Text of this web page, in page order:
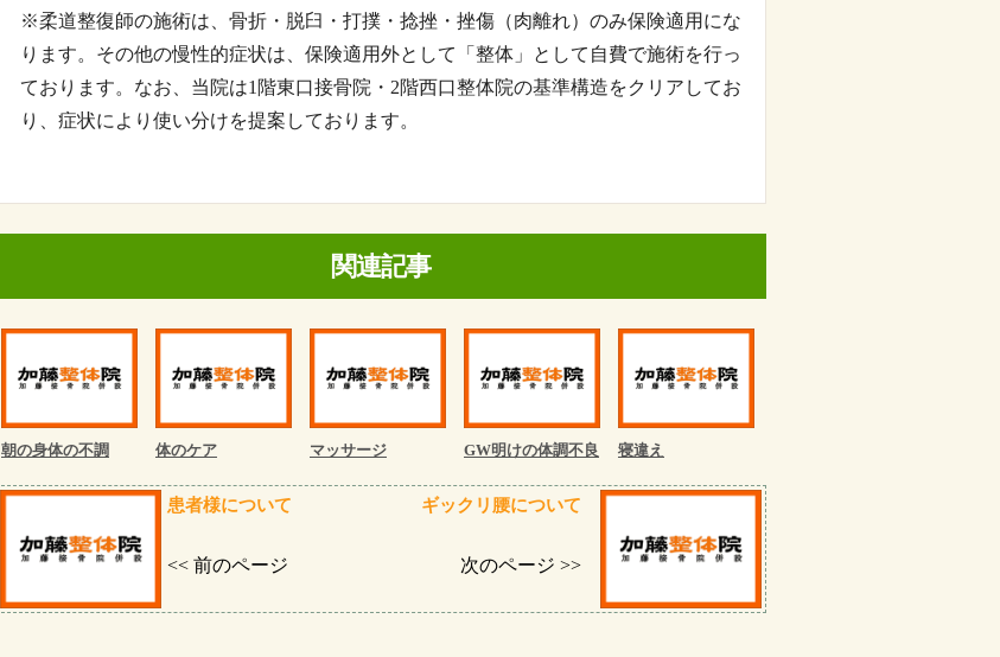
※柔道整復師の施術は、骨折・脱臼・打撲・捻挫・挫傷（肉離れ）のみ保険適用にな
ります。その他の慢性的症状は、保険適用外として「整体」として自費で施術を行っ
ております。なお、当院は1 階東口接骨院・ 2階西口整体院の基準構造をクリアしてお
り、症状により使い分けを提案しております。
関連記事
朝の身体の不調 体のケア マッサージ GW明けの体調不良 寝違え
患者様について
<< 前のページ
ギックリ腰について
次のページ >>